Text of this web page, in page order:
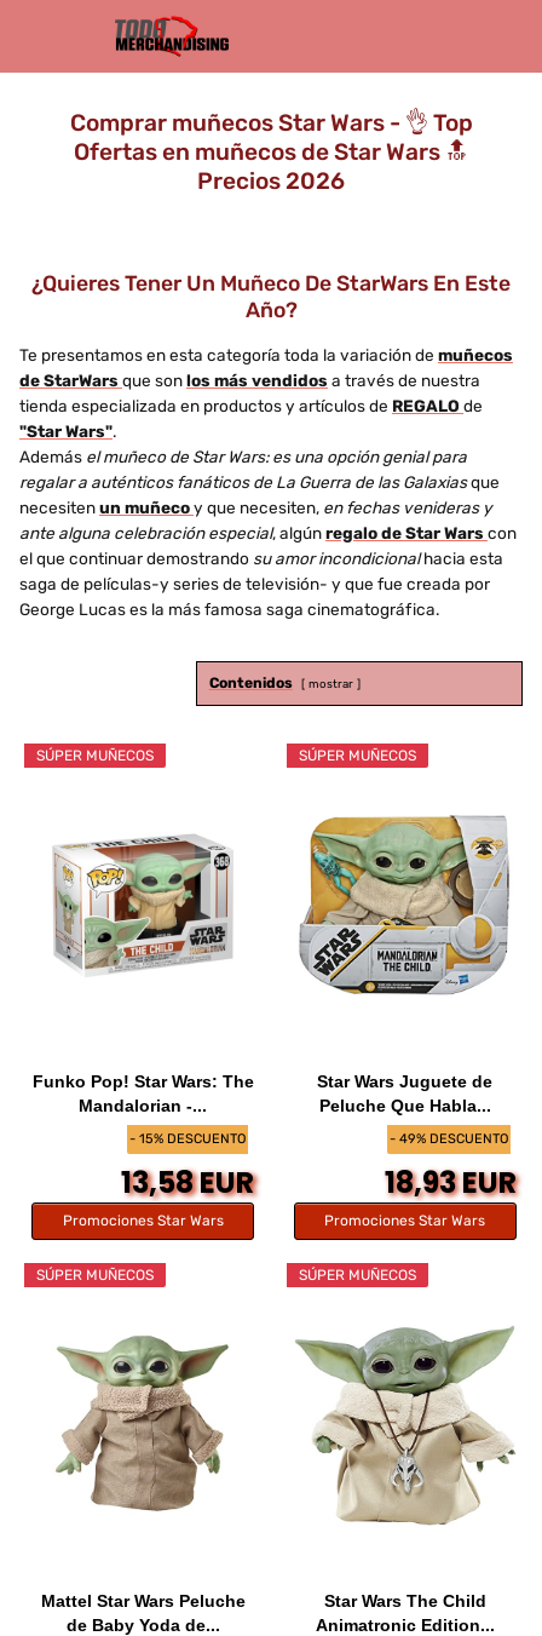
Comprar muñecos Star Wars - 👌 Top
Ofertas en muñecos de Star Wars 🔝
Precios 2026
¿Quieres Tener Un Muñeco De StarWars En Este
Año?
Te presentamos en esta categoría toda la variación de muñecos
de StarWars que sonlos más vendidos a través de nuestra
tienda especializada en productos y artículos de REGALO de
"Star Wars".
Además el muñeco de Star Wars: es una opción genial para
regalar a auténticos fanáticos de La Guerra de las Galaxiasque
necesitenun muñecoy que necesiten, en fechas venideras y
ante alguna celebración especial, algúnregalo de Star Wars con
el que continuar demostrando su amor incondicionalhacia esta
saga de películas-y series de televisión- y que fue creada por
George Lucas es la más famosa saga cinematográfica.
Contenidos mostrar
- 15% DESCUENTO
SÚPER MUÑECOS
Funko Pop! Star Wars: The
Mandalorian -...
13,58 EUR
Promociones Star Wars
- 49% DESCUENTO
SÚPER MUÑECOS
Star Wars Juguete de
Peluche Que Habla...
18,93 EUR
Promociones Star Wars
SÚPER MUÑECOS
Mattel Star Wars Peluche
de Baby Yoda de...
SÚPER MUÑECOS
Star Wars The Child
Animatronic Edition...